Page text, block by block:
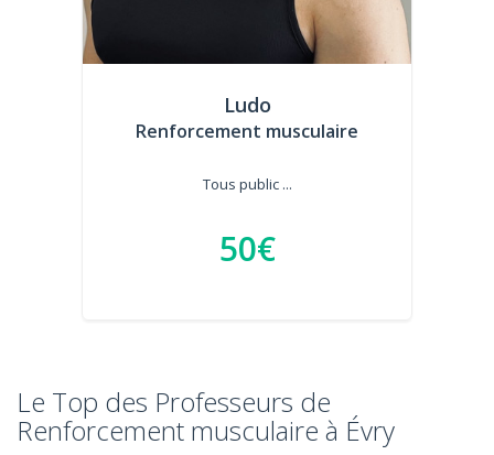
Ludo
Renforcement musculaire
Tous public ...
50€
Le Top des Professeurs de
Renforcement musculaire à Évry